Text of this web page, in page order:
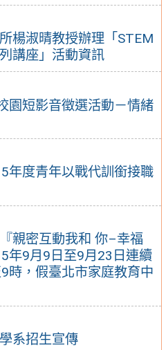
楊淑晴教授辦理「STEM
講座」活動資訊
園短影音徵選活動－情緒
年度青年以戰代訓銜接職
親密互動我和 你–幸福
年9月9日至9月23日連續
時，假臺北市家庭教育中
系招生宣傳